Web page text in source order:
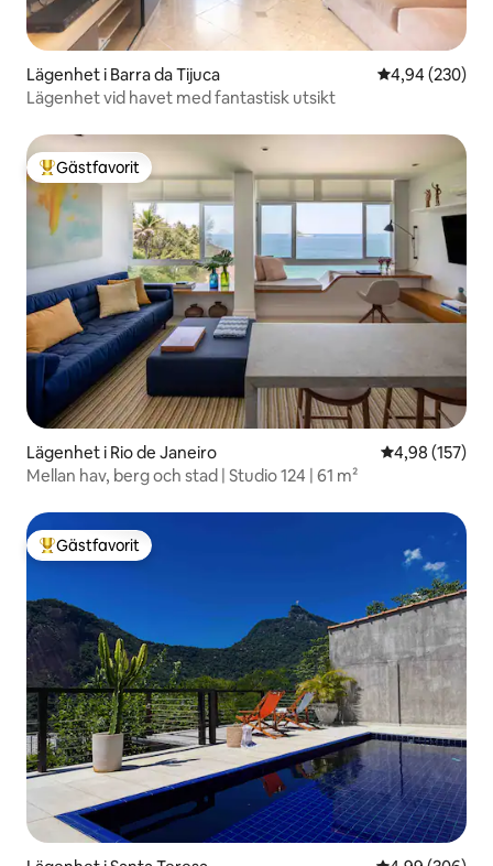
Lägenhet i Barra da Tijuca 4,94 av 5 i
4,94 (230)
Lägenhet vid havet med fantastisk utsikt
Populär gästfavorit
Gästfavorit
Lägenhet i Rio de Janeiro 4,98 av 5 i
4,98 (157)
Mellan hav, berg och stad | Studio 124 | 61 m²
Populär gästfavorit
Gästfavorit